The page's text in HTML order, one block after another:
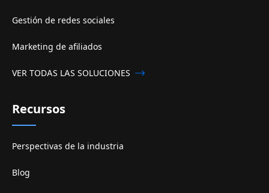
Gestión de redes sociales
Marketing de afiliados
VER TODAS LAS SOLUCIONES
Recursos
Perspectivas de la industria
Blog